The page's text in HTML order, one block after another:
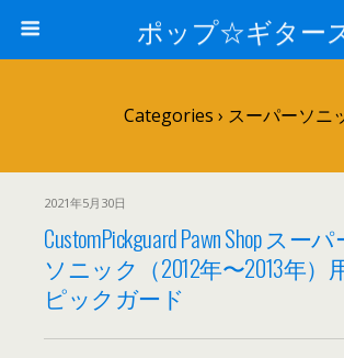
ポップ☆ギター
Categories › スーパーソニ
2021年5月30日
CustomPickguard Pawn Shop スー
ソニック（2012年〜2013年）
ピックガード